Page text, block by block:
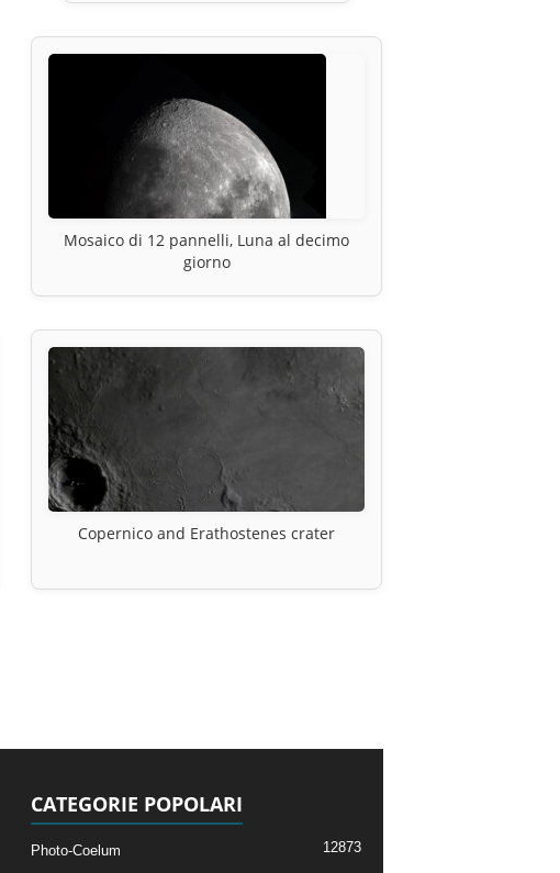
Mosaico di 12 pannelli, Luna al decimo
giorno
Copernico and Erathostenes crater
CATEGORIE POPOLARI
Photo-Coelum
12873